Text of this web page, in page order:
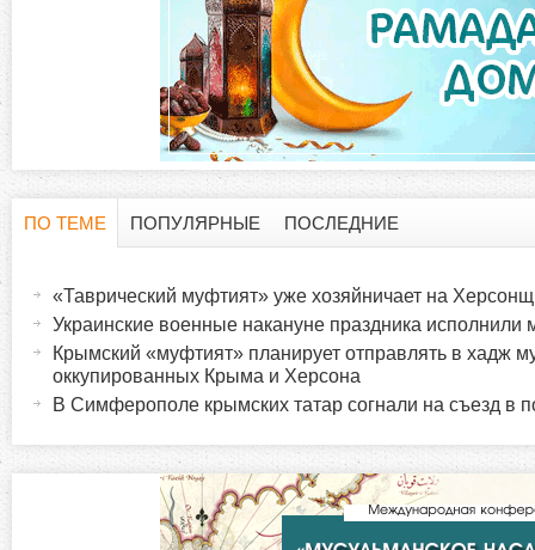
ПО ТЕМЕ
а
ПОПУЛЯРНЫЕ ПОСЛЕДНИЕ
«Таврический муфтият» уже хозяйничает на
Украинские военные накануне праздника исполнили
Крымский «муфтият» планирует отправлять в хадж
оккупированных Крыма и Херсона
В Симферополе крымских татар согнали на съезд в